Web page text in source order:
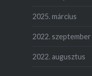
2025. március
2022. szeptember
2022. augusztus